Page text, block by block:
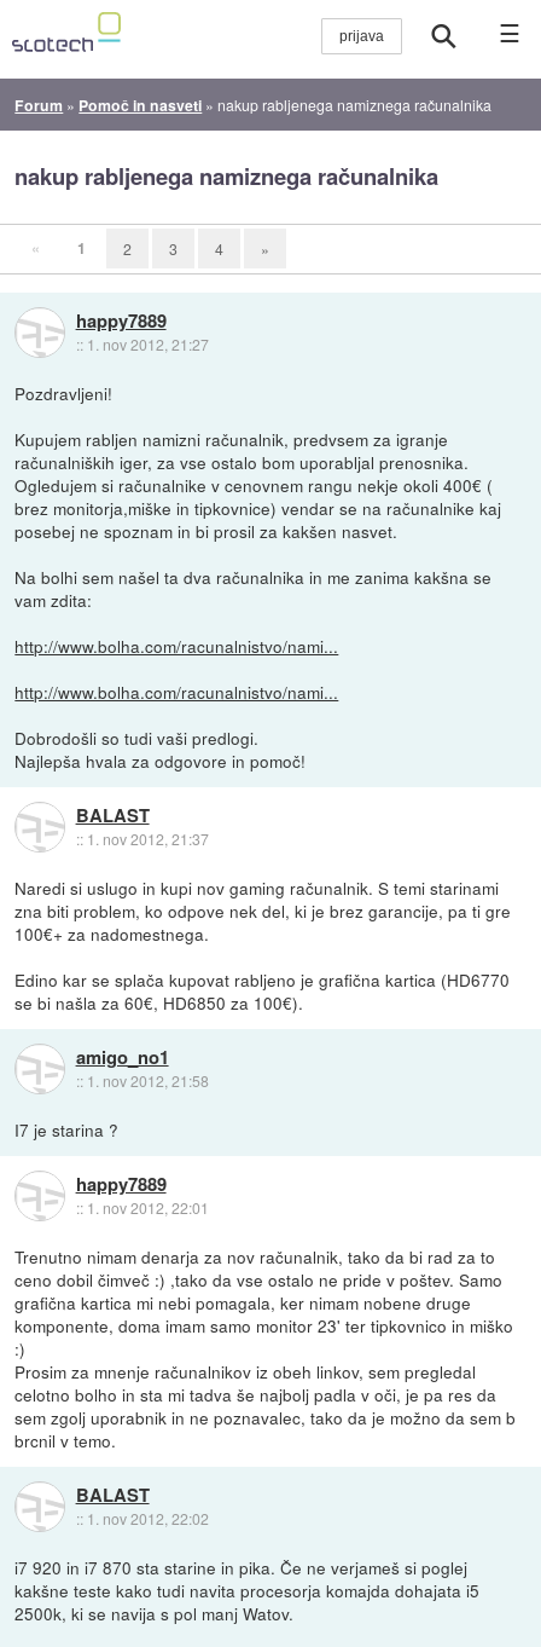
☰
Forum » Pomoč in nasveti » nakup rabljenega namiznega računalnika
nakup rabljenega namiznega računalnika
« 1 2 3 4 »
happy7889
:: 1. nov 2012, 21:27
Pozdravljeni!
Kupujem rabljen namizni računalnik, predvsem za igranje
računalniških iger, za vse ostalo bom uporabljal prenosnika.
Ogledujem si računalnike v cenovnem rangu nekje okoli 400€ (
brez monitorja,miške in tipkovnice) vendar se na računalnike kaj
posebej ne spoznam in bi prosil za kakšen nasvet.
Na bolhi sem našel ta dva računalnika in me zanima kakšna se
vam zdita:
http://www.bolha.com/racunalnistvo/nami...
http://www.bolha.com/racunalnistvo/nami...
Dobrodošli so tudi vaši predlogi.
Najlepša hvala za odgovore in pomoč!
BALAST
:: 1. nov 2012, 21:37
Naredi si uslugo in kupi nov gaming računalnik. S temi starinami
zna biti problem, ko odpove nek del, ki je brez garancije, pa ti gre
100€+ za nadomestnega.
Edino kar se splača kupovat rabljeno je grafična kartica (HD6770
se bi našla za 60€, HD6850 za 100€).
amigo_no1
:: 1. nov 2012, 21:58
I7 je starina ?
happy7889
:: 1. nov 2012, 22:01
Trenutno nimam denarja za nov računalnik, tako da bi rad za to
ceno dobil čimveč :) ,tako da vse ostalo ne pride v poštev. Samo
grafična kartica mi nebi pomagala, ker nimam nobene druge
komponente, doma imam samo monitor 23' ter tipkovnico in miško
:)
Prosim za mnenje računalnikov iz obeh linkov, sem pregledal
celotno bolho in sta mi tadva še najbolj padla v oči, je pa res da
sem zgolj uporabnik in ne poznavalec, tako da je možno da sem b
brcnil v temo.
BALAST
:: 1. nov 2012, 22:02
i7 920 in i7 870 sta starine in pika. Če ne verjameš si poglej
kakšne teste kako tudi navita procesorja komajda dohajata i5
2500k, ki se navija s pol manj Watov.